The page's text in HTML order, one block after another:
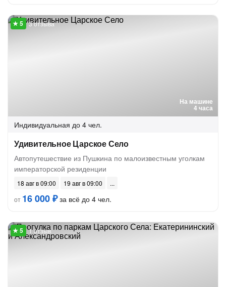
На машине
4 часа
3 отзыва
Индивидуальная до 4 чел.
Удивительное Царское Село
Автопутешествие из Пушкина по малоизвестным уголкам
императорской резиденции
18 авг в 09:00
19 авг в 09:00
от 16 000 ₽за всё до 4 чел.
1 отзыв